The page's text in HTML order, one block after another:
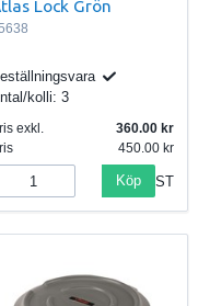
Lock Grön
kolli: 3
exkl.
360.00
450.00
Köp ST